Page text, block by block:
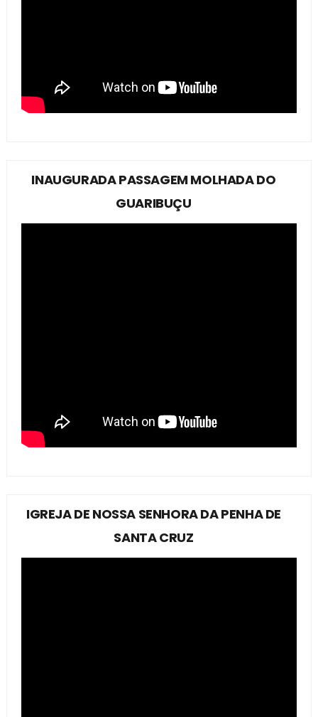
INAUGURADA PASSAGEM MOLHADA DO
GUARIBUÇU
IGREJA DE NOSSA SENHORA DA PENHA DE
SANTA CRUZ